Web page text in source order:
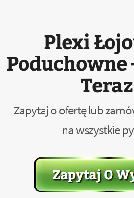
Plexi
Poduchowne
Zapytaj o ofertę lub
na wszystkie